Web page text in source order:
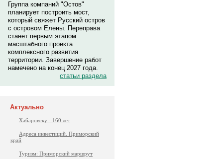
Группа компаний "Остов"
планирует построить мост,
который свяжет Русский остров
с островом Елены. Переправа
станет первым этапом
масштабного проекта
комплексного развития
территории. Завершение работ
намечено на конец 2027 года.
статьи раздела
Актуально
Хабаровску - 160 лет
Адреса инвестиций. Приморский
край
Туризм: Приморский маршрут